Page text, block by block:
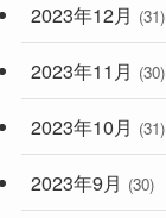
2023年12月 (31)
2023年11月 (30)
2023年10月 (31)
2023年9月 (30)